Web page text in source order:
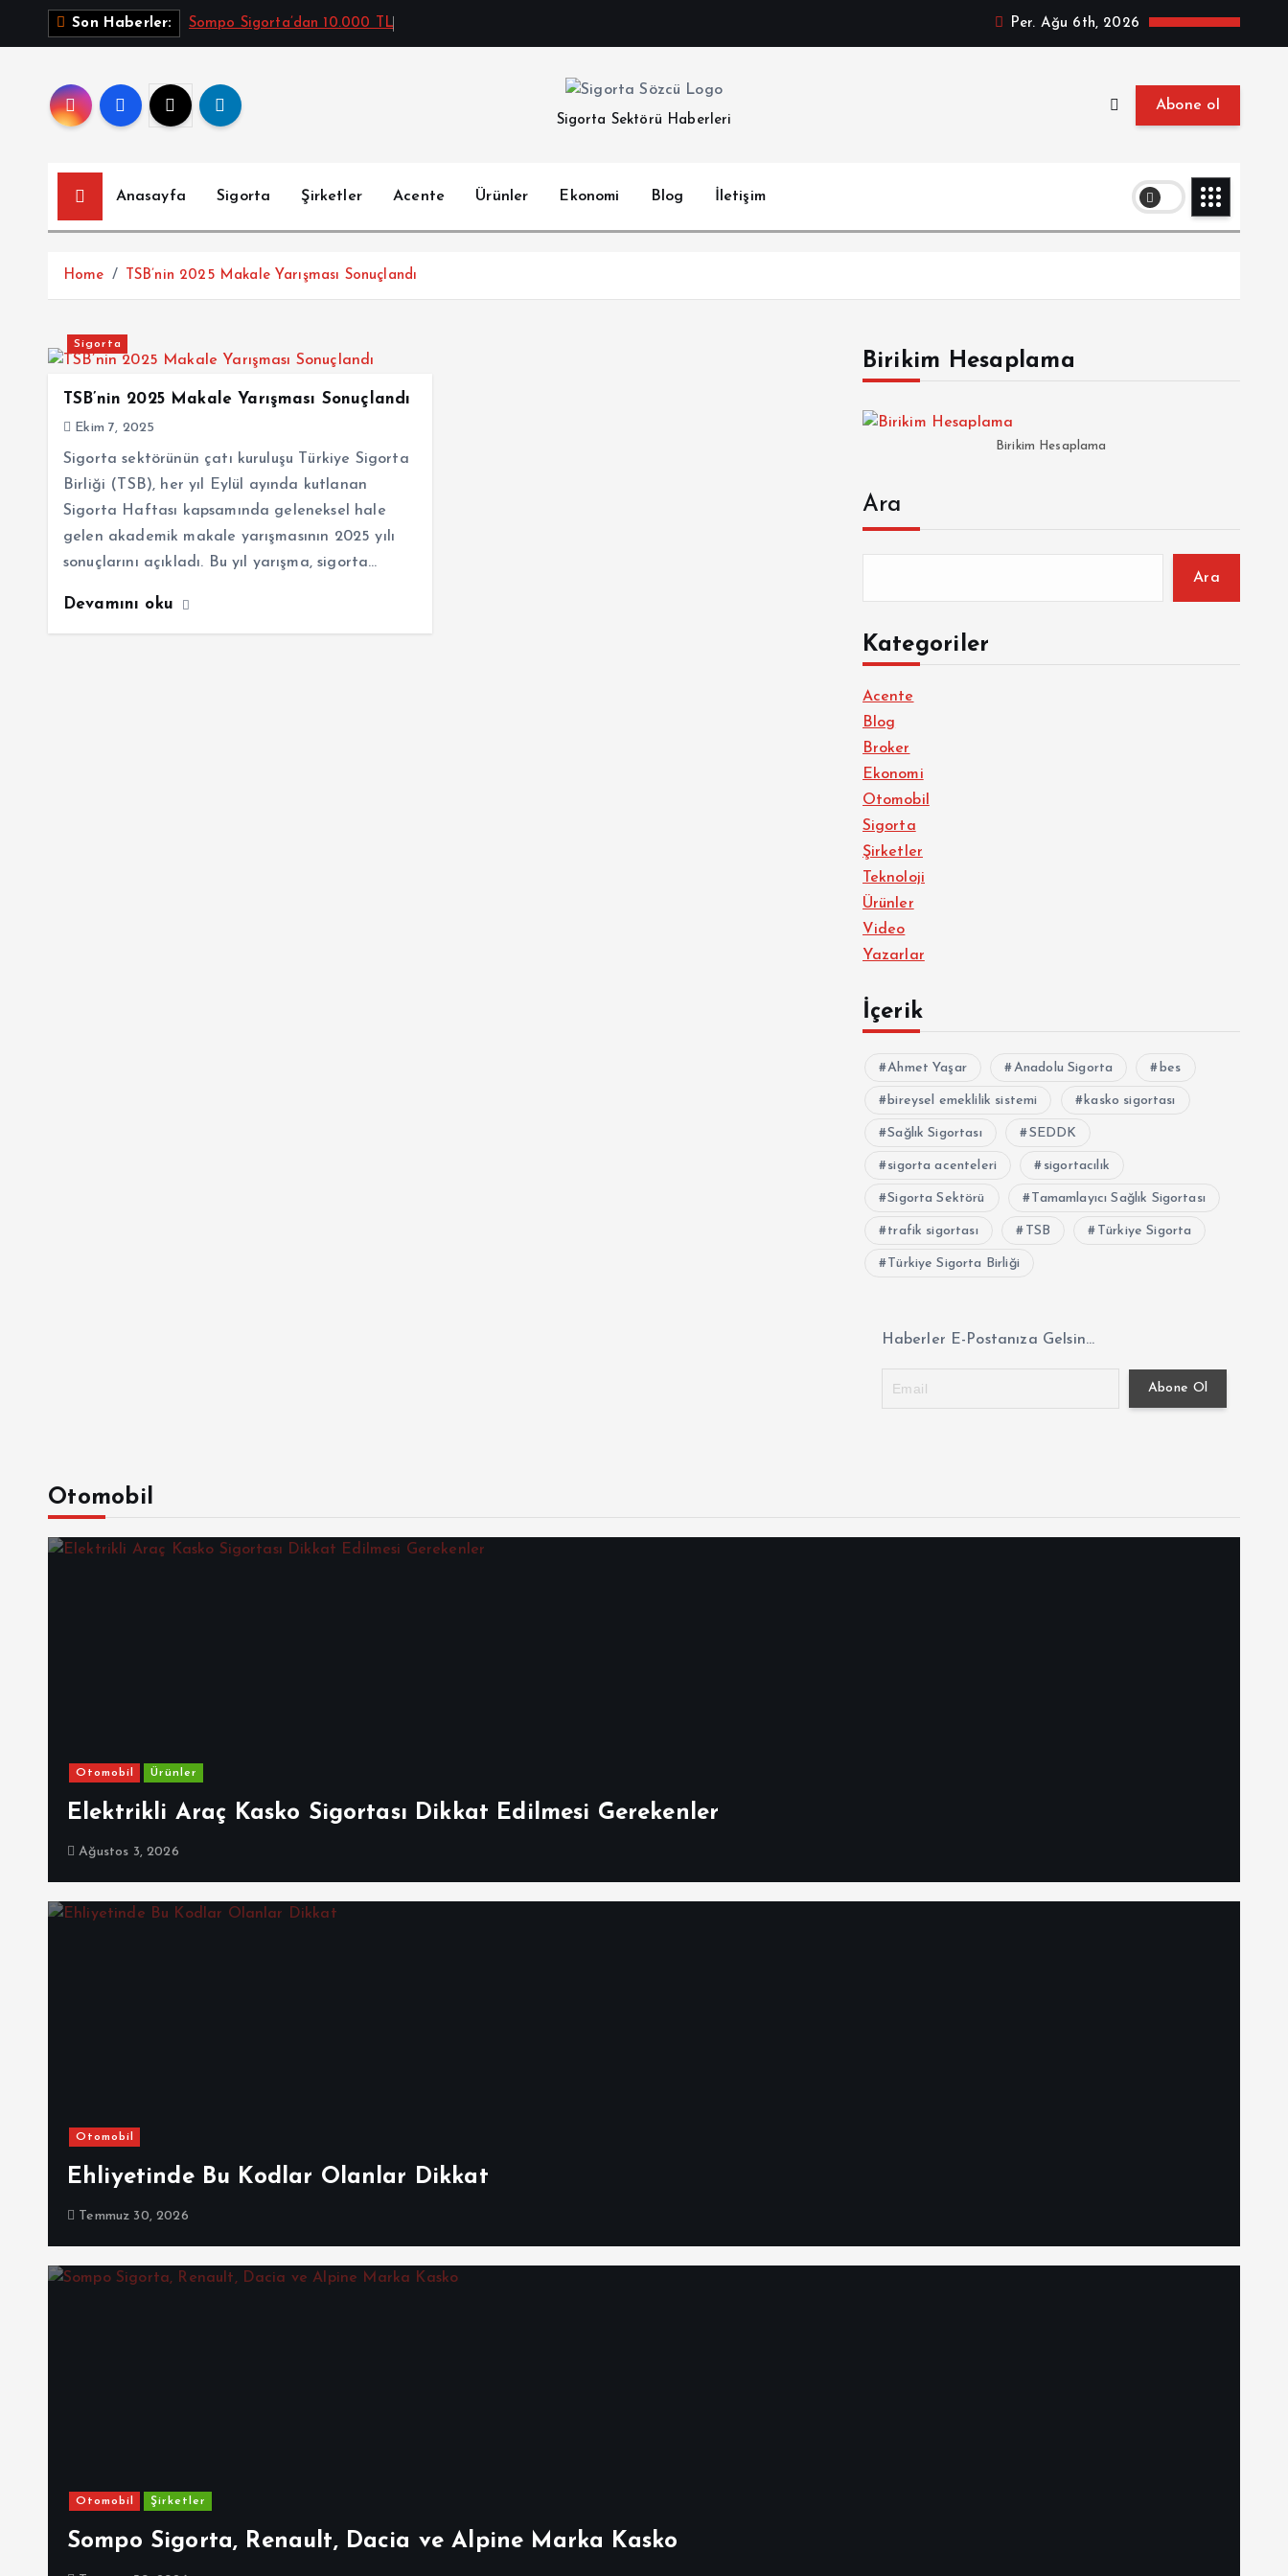
Son Haberler: Sompo Sigorta’dan 10.000 TL Per. Ağu 6th, 2026
Sigorta Sektörü Haberleri
Abone ol
Anasayfa Sigorta Şirketler Acente Ürünler Ekonomi Blog İletişim
Home TSB’nin 2025 Makale Yarışması Sonuçlandı
Sigorta
TSB’nin 2025 Makale Yarışması Sonuçlandı
Ekim 7, 2025
Sigorta sektörünün çatı kuruluşu Türkiye Sigorta
Birliği (TSB), her yıl Eylül ayında kutlanan
Sigorta Haftası kapsamında geleneksel hale
gelen akademik makale yarışmasının 2025 yılı
sonuçlarını açıkladı. Bu yıl yarışma, sigorta…
Devamını oku
Birikim Hesaplama
Birikim Hesaplama
Ara
Ara
Kategoriler
Acente
Blog
Broker
Ekonomi
Otomobil
Sigorta
Şirketler
Teknoloji
Ürünler
Video
Yazarlar
İçerik
Ahmet Yaşar Anadolu Sigorta bes
bireysel emeklilik sistemi kasko sigortası
Sağlık Sigortası SEDDK
sigorta acenteleri sigortacılık
Sigorta Sektörü Tamamlayıcı Sağlık Sigortası
trafik sigortası TSB Türkiye Sigorta
Türkiye Sigorta Birliği
Haberler E-Postanıza Gelsin...
Otomobil
Otomobil Ürünler
Elektrikli Araç Kasko Sigortası Dikkat Edilmesi Gerekenler
Ağustos 3, 2026
Otomobil
Ehliyetinde Bu Kodlar Olanlar Dikkat
Temmuz 30, 2026
Otomobil Şirketler
Sompo Sigorta, Renault, Dacia ve Alpine Marka Kasko